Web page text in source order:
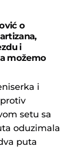
o
i
možemo
i
setu sa
oduzimala
puta